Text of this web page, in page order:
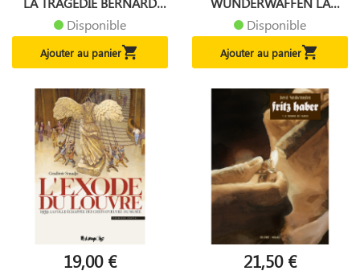
NATAN -...
Disponible
Ajouter au panier
LEGION DES...
Disponible
Ajouter au panier
19,00 € 21,50 €